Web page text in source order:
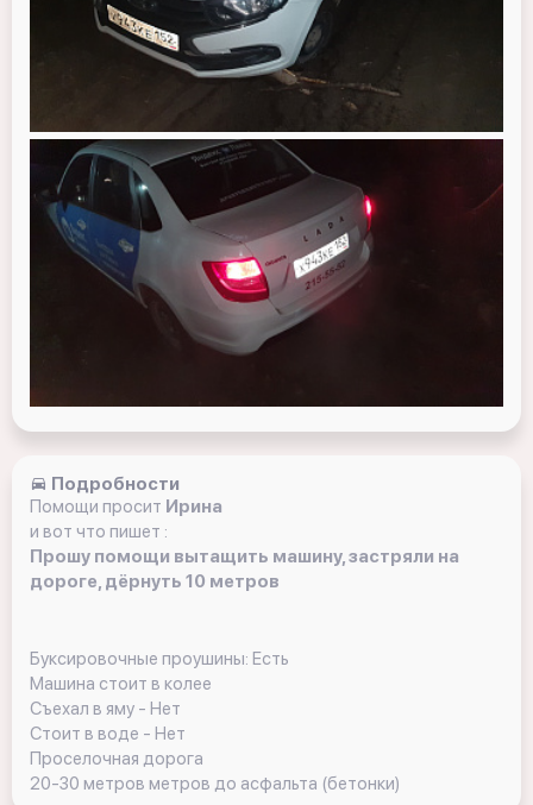
Подробности
Помощи просит Ирина
и вот что пишет :
Прошу помощи вытащить машину, застряли на
дороге, дёрнуть 10 метров
Буксировочные проушины: Есть
Машина стоит в колее
Съехал в яму - Нет
Стоит в воде - Нет
Проселочная дорога
20-30 метров метров до асфальта (бетонки)